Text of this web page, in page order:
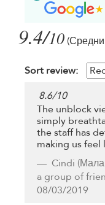
9.4/10
Sort review:
8.6/10
The unblock
simply
the staff has
making us feel
Cindi
a group of
08/03/2019